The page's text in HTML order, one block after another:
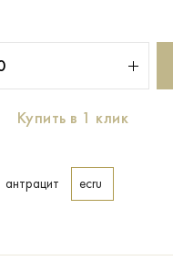
Купить в 1 клик
антрацит ecru